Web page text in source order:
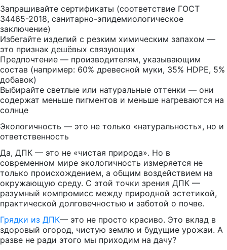
Запрашивайте сертификаты (соответствие ГОСТ
34465-2018, санитарно-эпидемиологическое
заключение)
Избегайте изделий с резким химическим запахом —
это признак дешёвых связующих
Предпочтение — производителям, указывающим
состав (например: 60% древесной муки, 35% HDPE, 5%
добавок)
Выбирайте светлые или натуральные оттенки — они
содержат меньше пигментов и меньше нагреваются на
солнце
Экологичность — это не только «натуральность», но и
ответственность
Да, ДПК — это не «чистая природа». Но в
современном мире экологичность измеряется не
только происхождением, а общим воздействием на
окружающую среду. С этой точки зрения ДПК —
разумный компромисс между природной эстетикой,
практической долговечностью и заботой о почве.
Грядки из ДПК— это не просто красиво. Это вклад в
здоровый огород, чистую землю и будущие урожаи. А
разве не ради этого мы приходим на дачу?